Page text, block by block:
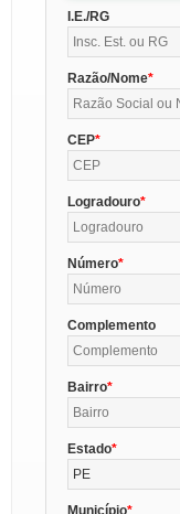
I.E./RG
Razão/Nome
CEP
Logradouro
Número
Complemento
Bairro
Estado
PE
Município